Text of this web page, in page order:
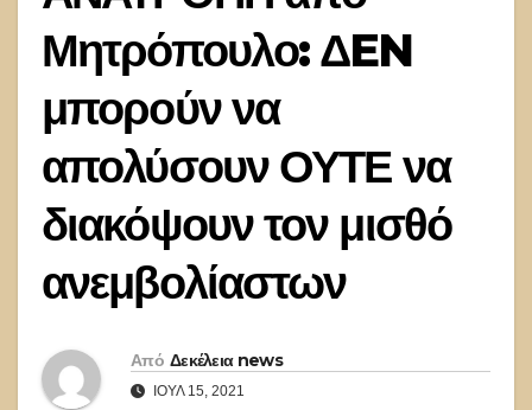
Μητρόπουλο: ΔEN
μπορούν να
απολύσουν ΟΥΤΕ να
διακόψουν τον μισθό
ανεμβολίαστων
Από Δεκέλεια news
ΙΟΎΛ 15, 2021